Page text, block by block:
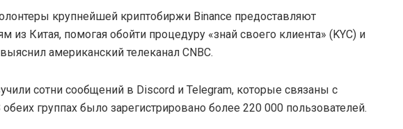
крупнейшей криптобиржи Binance предоставляют
из Китая, помогая обойти процедуру «знай своего клиента» (KYC) и
американский телеканал CNBC.
сотни сообщений в Discord и Telegram, которые связаны с
группах было зарегистрировано более 220 000 пользователей.